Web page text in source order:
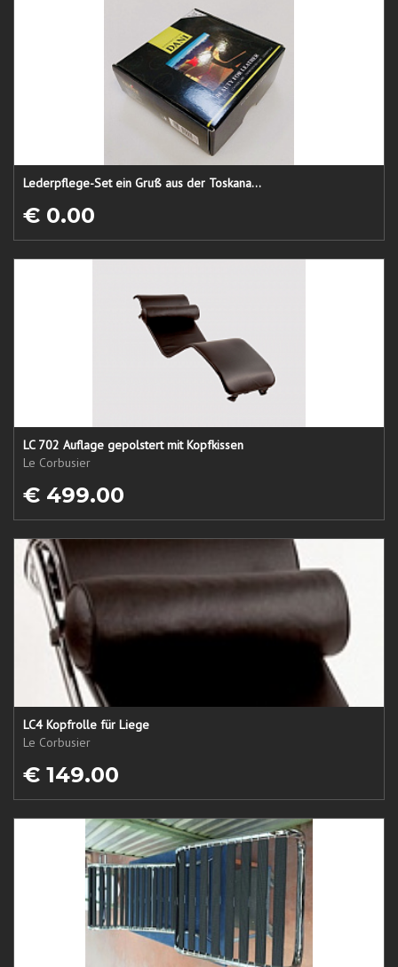
Lederpflege-Set ein Gruß aus der Toskana...
€ 0.00
LC 702 Auflage gepolstert mit Kopfkissen
Le Corbusier
€ 499.00
LC4 Kopfrolle für Liege
Le Corbusier
€ 149.00